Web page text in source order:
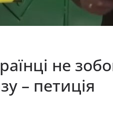
не
– петиція